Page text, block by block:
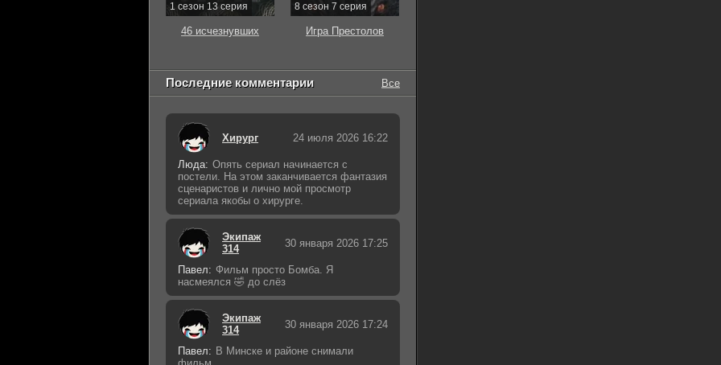
1 сезон 13 серия
46 исчезнувших
8 сезон 7 серия
Игра Престолов
Последние комментарии Все
Хирург 24 июля 2026 16:22
Люда: Опять сериал начинается с
постели. На этом заканчивается фантазия
сценаристов и лично мой просмотр
сериала якобы о хирурге.
Экипаж
314
30 января 2026 17:25
Павел: Фильм просто Бомба. Я
насмеялся 🤣 до слёз
Экипаж
314
30 января 2026 17:24
Павел: В Минске и районе снимали